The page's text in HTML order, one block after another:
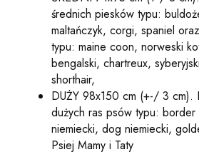
średnich piesków typu:
maltańczyk, corgi, spaniel
typu: maine coon, norweski
bengalski, chartreux,
shorthair,
DUŻY 98x150 cm (+-/ 3 cm).
dużych ras psów typu:
niemiecki, dog niemiecki,
Psiej Mamy i Taty